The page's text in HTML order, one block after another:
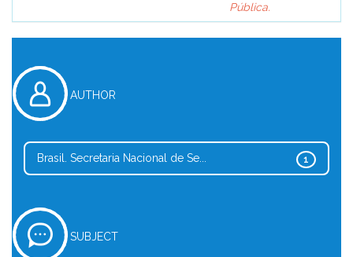
Pública.
AUTHOR
1
Brasil. Secretaria Nacional de Se...
SUBJECT